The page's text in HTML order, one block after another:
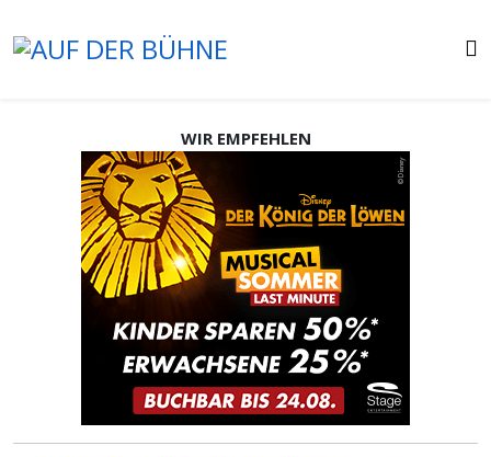
WIR EMPFEHLEN